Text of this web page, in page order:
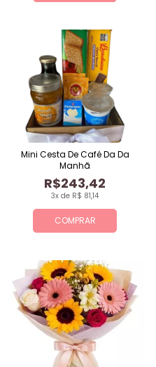
COMPRAR
3x de R$ 81,14
R$243,42
Mini Cesta De Café Da Da
Manhã